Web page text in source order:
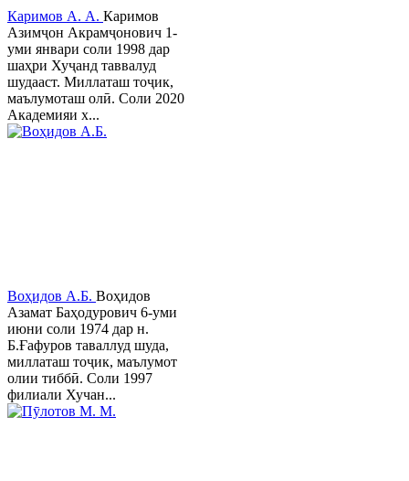
Каримов А. А. Каримов
Азимҷон Акрамҷонович 1-
уми январи соли 1998 дар
шаҳри Хуҷанд таввалуд
шудааст. Миллаташ тоҷик,
маълумоташ олӣ. Соли 2020
Академияи х...
Воҳидов А.Б. Воҳидов
Азамат Баҳодурович 6-уми
июни соли 1974 дар н.
Б.Ғафуров таваллуд шуда,
миллаташ тоҷик, маълумот
олии тиббӣ. Соли 1997
филиали Хучан...